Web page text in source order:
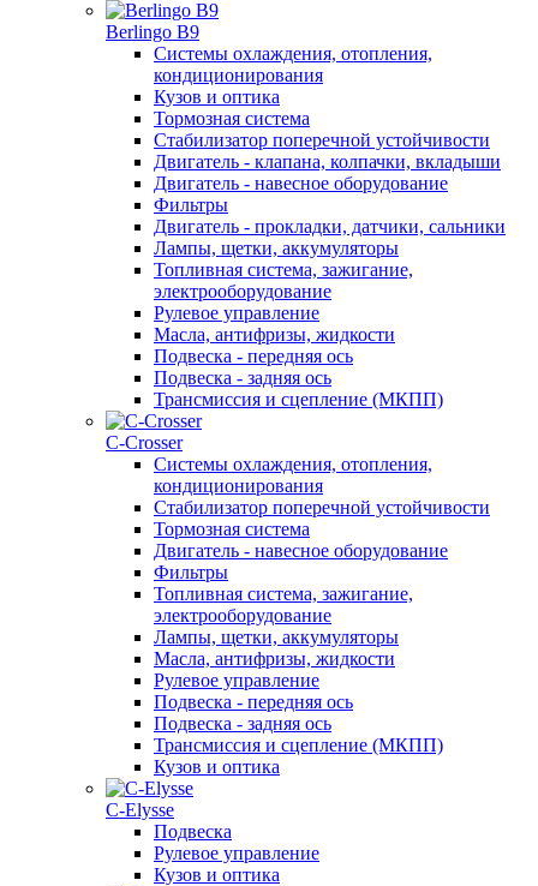
Berlingo B9
Системы охлаждения, отопления,
кондиционирования
Кузов и оптика
Тормозная система
Стабилизатор поперечной устойчивости
Двигатель - клапана, колпачки, вкладыши
Двигатель - навесное оборудование
Фильтры
Двигатель - прокладки, датчики, сальники
Лампы, щетки, аккумуляторы
Топливная система, зажигание,
электрооборудование
Рулевое управление
Масла, антифризы, жидкости
Подвеска - передняя ось
Подвеска - задняя ось
Трансмиссия и сцепление (МКПП)
С-Сrosser
Системы охлаждения, отопления,
кондиционирования
Стабилизатор поперечной устойчивости
Тормозная система
Двигатель - навесное оборудование
Фильтры
Топливная система, зажигание,
электрооборудование
Лампы, щетки, аккумуляторы
Масла, антифризы, жидкости
Рулевое управление
Подвеска - передняя ось
Подвеска - задняя ось
Трансмиссия и сцепление (МКПП)
Кузов и оптика
C-Elysse
Подвеска
Рулевое управление
Кузов и оптика